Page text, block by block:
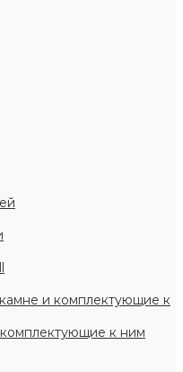
и комплектующие к
к ним